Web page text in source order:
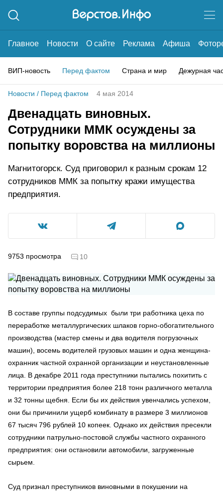
Главное Новости О сайте Реклама Афиша
ВИП-новость Перед фактом Страна и мир Дежурная
Новости / Перед фактом 4 мая 2014
Двенадцать виновных.
Сотрудники ММК осуждены за
попытку воровства на миллионы
Магнитогорск. Суд приговорил к разным срокам 12
сотрудников ММК за попытку кражи имущества
предприятия.
9753 просмотра 10
В составе группы подсудимых были три работника цеха по
переработке металлургических шлаков горно-обогатительного
производства (мастер смены и два водителя погрузочных
машин), восемь водителей грузовых машин и одна женщина-
охранник частной охранной организации и неустановленные
лица. В декабре 2011 года преступники пытались похитить с
территории предприятия более 218 тонн различного металла
и 32 тонны щебня. Если бы их действия увенчались успехом,
они бы причинили ущерб комбинату в размере 3 миллионов
67 тысяч 796 рублей 10 копеек. Однако их действия пресекли
сотрудники патрульно-постовой службы частного охранного
предприятия: они остановили автомобили, загруженные
сырьем.
Суд признал преступников виновными в покушении на